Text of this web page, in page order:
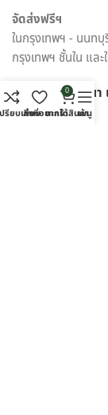
เราพร้อมรังสร
สามารถเลือกสั่ง
ทีมงานจาก ร้าน
ปรึกษาแนะนำเรื่
ประทับใจให้กับผู้
หรือวันสำคัญใด
จัดส่งฟรีฯ
ในกรุงเทพฯ - นนทบุ
กรุงเทพฯ ชั้นใน และ
สั่งซื้อสินค้า กรุณา
รียบเทียบสิ่งที่อยากได้
0
ตะกร้าสินค้า
เมนู